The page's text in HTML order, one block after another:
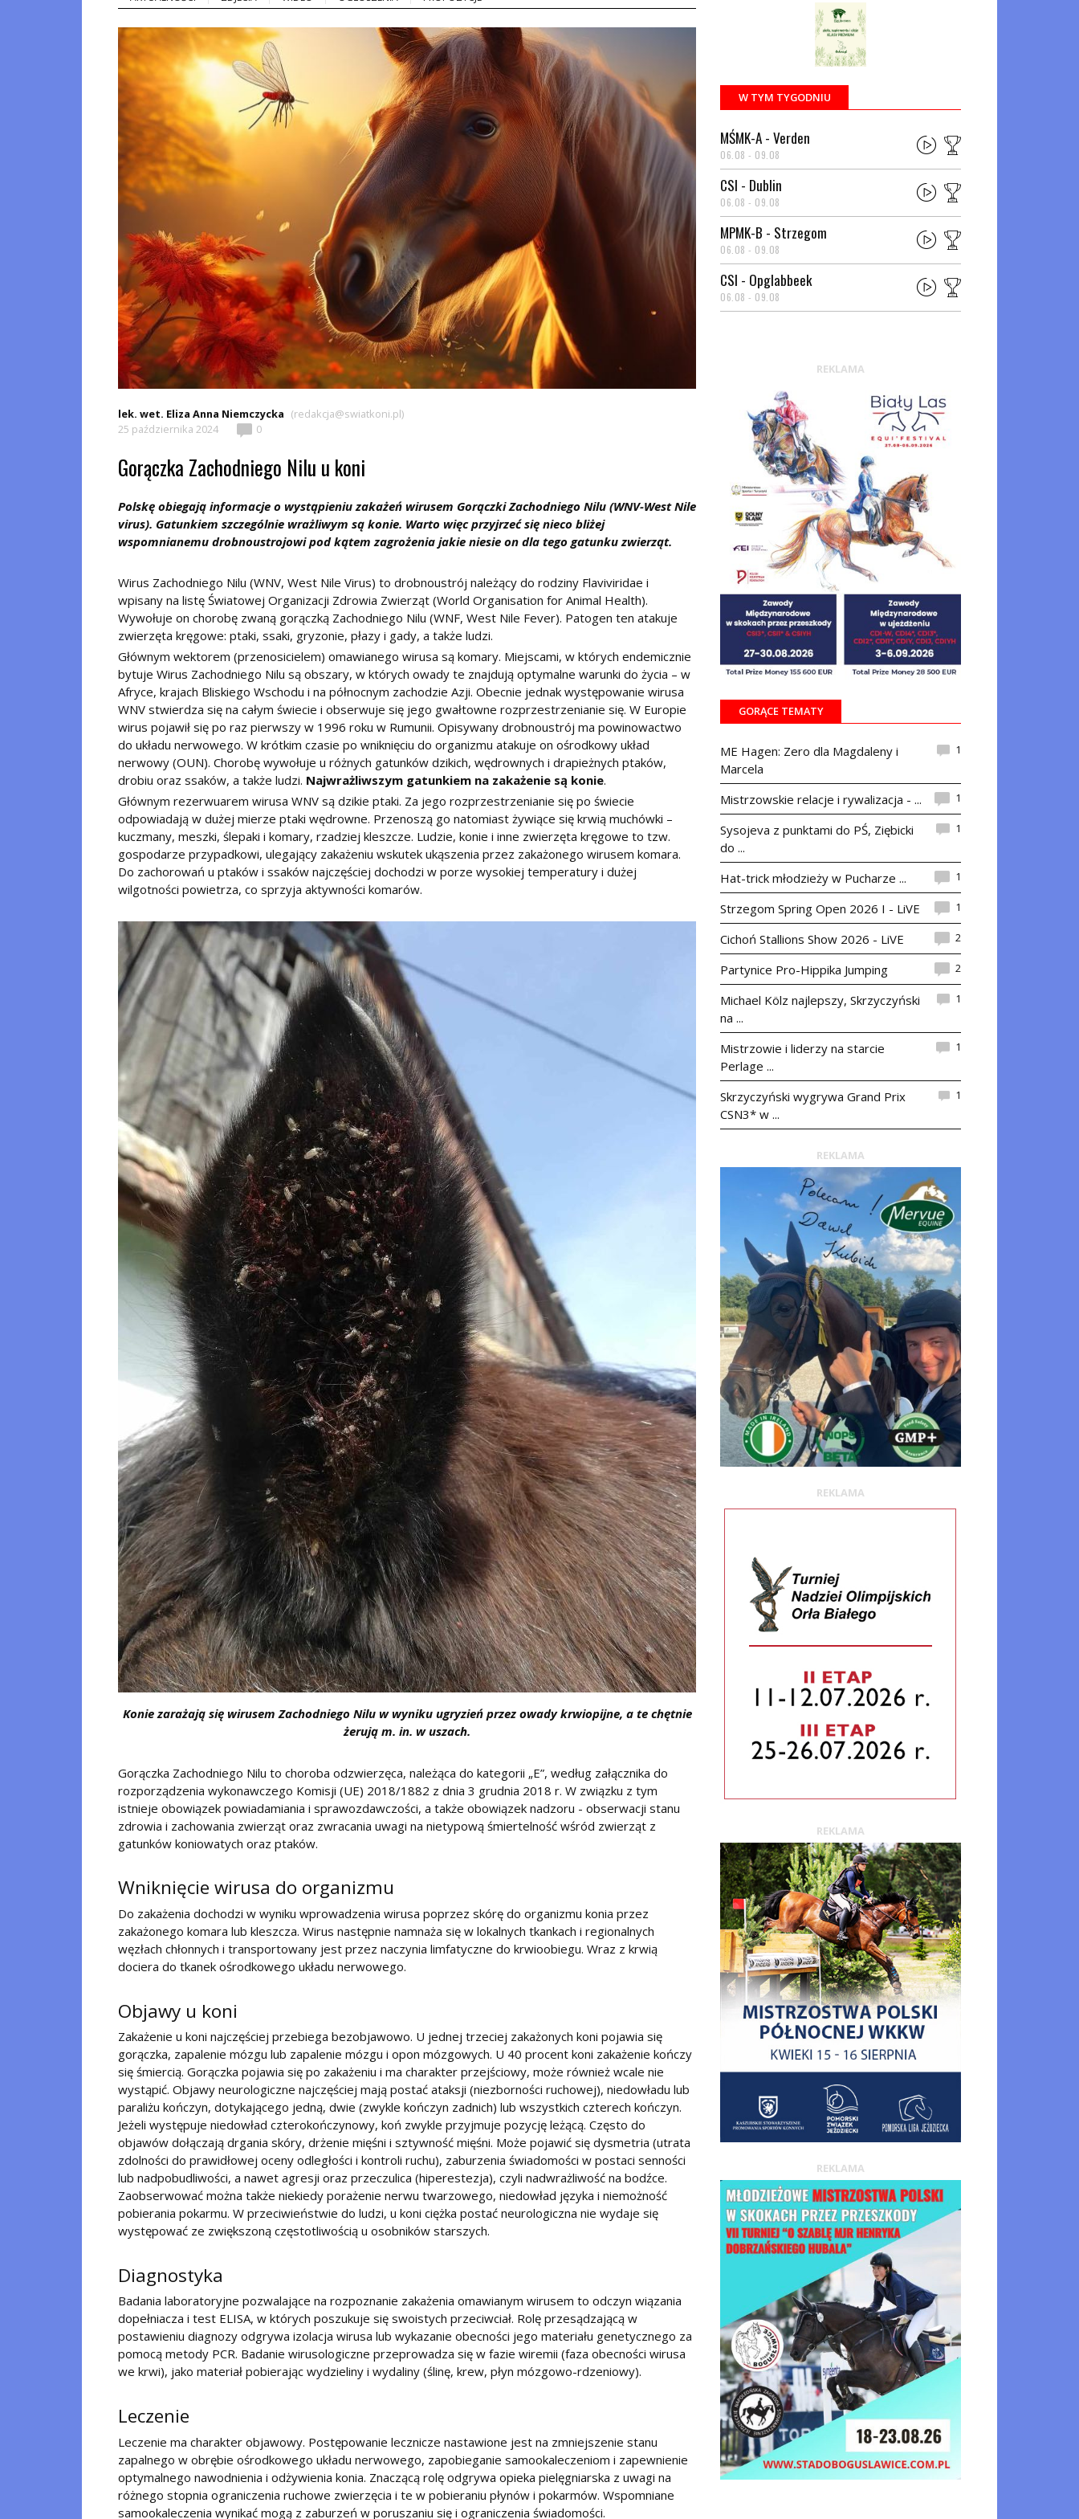
lek. wet. Eliza Anna Niemczycka (redakcja@swiatkoni.pl)
25 października 2024
0
Gorączka Zachodniego Nilu u koni
Polskę obiegają informacje o wystąpieniu zakażeń wirusem Gorączki Zachodniego Nilu (WNV-West Nile
virus). Gatunkiem szczególnie wrażliwym są konie. Warto więc przyjrzeć się nieco bliżej
wspomnianemu drobnoustrojowi pod kątem zagrożenia jakie niesie on dla tego gatunku zwierząt.
Wirus Zachodniego Nilu (WNV, West Nile Virus) to drobnoustrój należący do rodziny Flaviviridae i
wpisany na listę Światowej Organizacji Zdrowia Zwierząt (World Organisation for Animal Health).
Wywołuje on chorobę zwaną gorączką Zachodniego Nilu (WNF, West Nile Fever). Patogen ten atakuje
zwierzęta kręgowe: ptaki, ssaki, gryzonie, płazy i gady, a także ludzi.
Głównym wektorem (przenosicielem) omawianego wirusa są komary. Miejscami, w których endemicznie
bytuje Wirus Zachodniego Nilu są obszary, w których owady te znajdują optymalne warunki do życia – w
Afryce, krajach Bliskiego Wschodu i na północnym zachodzie Azji. Obecnie jednak występowanie wirusa
WNV stwierdza się na całym świecie i obserwuje się jego gwałtowne rozprzestrzenianie się. W Europie
wirus pojawił się po raz pierwszy w 1996 roku w Rumunii. Opisywany drobnoustrój ma powinowactwo
do układu nerwowego. W krótkim czasie po wniknięciu do organizmu atakuje on ośrodkowy układ
nerwowy (OUN). Chorobę wywołuje u różnych gatunków dzikich, wędrownych i drapieżnych ptaków,
drobiu oraz ssaków, a także ludzi. Najwrażliwszym gatunkiem na zakażenie są konie.
Głównym rezerwuarem wirusa WNV są dzikie ptaki. Za jego rozprzestrzenianie się po świecie
odpowiadają w dużej mierze ptaki wędrowne. Przenoszą go natomiast żywiące się krwią muchówki –
kuczmany, meszki, ślepaki i komary, rzadziej kleszcze. Ludzie, konie i inne zwierzęta kręgowe to tzw.
gospodarze przypadkowi, ulegający zakażeniu wskutek ukąszenia przez zakażonego wirusem komara.
Do zachorowań u ptaków i ssaków najczęściej dochodzi w porze wysokiej temperatury i dużej
wilgotności powietrza, co sprzyja aktywności komarów.
Konie zarażają się wirusem Zachodniego Nilu w wyniku ugryzień przez owady krwiopijne, a te chętnie
żerują m. in. w uszach.
Gorączka Zachodniego Nilu to choroba odzwierzęca, należąca do kategorii „E”, według załącznika do
rozporządzenia wykonawczego Komisji (UE) 2018/1882 z dnia 3 grudnia 2018 r. W związku z tym
istnieje obowiązek powiadamiania i sprawozdawczości, a także obowiązek nadzoru - obserwacji stanu
zdrowia i zachowania zwierząt oraz zwracania uwagi na nietypową śmiertelność wśród zwierząt z
gatunków koniowatych oraz ptaków.
Wniknięcie wirusa do organizmu
Do zakażenia dochodzi w wyniku wprowadzenia wirusa poprzez skórę do organizmu konia przez
zakażonego komara lub kleszcza. Wirus następnie namnaża się w lokalnych tkankach i regionalnych
węzłach chłonnych i transportowany jest przez naczynia limfatyczne do krwioobiegu. Wraz z krwią
dociera do tkanek ośrodkowego układu nerwowego.
Objawy u koni
Zakażenie u koni najczęściej przebiega bezobjawowo. U jednej trzeciej zakażonych koni pojawia się
gorączka, zapalenie mózgu lub zapalenie mózgu i opon mózgowych. U 40 procent koni zakażenie kończy
się śmiercią. Gorączka pojawia się po zakażeniu i ma charakter przejściowy, może również wcale nie
wystąpić. Objawy neurologiczne najczęściej mają postać ataksji (niezborności ruchowej), niedowładu lub
paraliżu kończyn, dotykającego jedną, dwie (zwykle kończyn zadnich) lub wszystkich czterech kończyn.
Jeżeli występuje niedowład czterokończynowy, koń zwykle przyjmuje pozycję leżącą. Często do
objawów dołączają drgania skóry, drżenie mięśni i sztywność mięśni. Może pojawić się dysmetria (utrata
zdolności do prawidłowej oceny odległości i kontroli ruchu), zaburzenia świadomości w postaci senności
lub nadpobudliwości, a nawet agresji oraz przeczulica (hiperestezja), czyli nadwrażliwość na bodźce.
Zaobserwować można także niekiedy porażenie nerwu twarzowego, niedowład języka i niemożność
pobierania pokarmu. W przeciwieństwie do ludzi, u koni ciężka postać neurologiczna nie wydaje się
występować ze zwiększoną częstotliwością u osobników starszych.
Diagnostyka
Badania laboratoryjne pozwalające na rozpoznanie zakażenia omawianym wirusem to odczyn wiązania
dopełniacza i test ELISA, w których poszukuje się swoistych przeciwciał. Rolę przesądzającą w
postawieniu diagnozy odgrywa izolacja wirusa lub wykazanie obecności jego materiału genetycznego za
pomocą metody PCR. Badanie wirusologiczne przeprowadza się w fazie wiremii (faza obecności wirusa
we krwi), jako materiał pobierając wydzieliny i wydaliny (ślinę, krew, płyn mózgowo-rdzeniowy).
Leczenie
Leczenie ma charakter objawowy. Postępowanie lecznicze nastawione jest na zmniejszenie stanu
zapalnego w obrębie ośrodkowego układu nerwowego, zapobieganie samookaleczeniom i zapewnienie
optymalnego nawodnienia i odżywienia konia. Znaczącą rolę odgrywa opieka pielęgniarska z uwagi na
różnego stopnia ograniczenia ruchowe zwierzęcia i te w pobieraniu płynów i pokarmów. Wspomniane
samookaleczenia wynikać mogą z zaburzeń w poruszaniu się i ograniczenia świadomości.
W TYM TYGODNIU
MŚMK-A - Verden
06.08 - 09.08
CSI - Dublin
06.08 - 09.08
MPMK-B - Strzegom
06.08 - 09.08
CSI - Opglabbeek
06.08 - 09.08
REKLAMA
GORĄCE TEMATY
ME Hagen: Zero dla Magdaleny i
Marcela
1
Mistrzowskie relacje i rywalizacja - ... 1
Sysojeva z punktami do PŚ, Ziębicki
do ...
1
Hat-trick młodzieży w Pucharze ... 1
Strzegom Spring Open 2026 I - LiVE 1
Cichoń Stallions Show 2026 - LiVE 2
Partynice Pro-Hippika Jumping 2
Michael Kölz najlepszy, Skrzyczyński
na ...
1
Mistrzowie i liderzy na starcie
Perlage ...
1
Skrzyczyński wygrywa Grand Prix
CSN3* w ...
1
REKLAMA
REKLAMA
REKLAMA
REKLAMA